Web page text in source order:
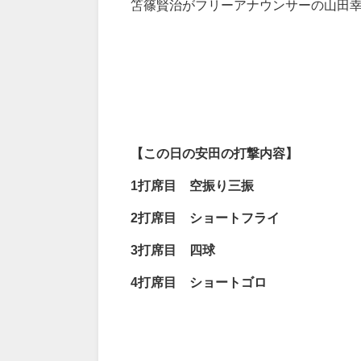
笘篠賢治がフリーアナウンサーの山田
【この日の安田の打撃内容】
1 打席目 空振り三振
2打席目 ショートフライ
3打席目 四球
4打席目 ショートゴロ